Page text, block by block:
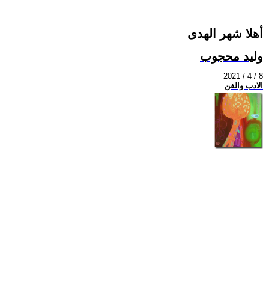
أهلا شهر الهدى
وليد محجوب
2021 / 4 / 8
الادب والفن